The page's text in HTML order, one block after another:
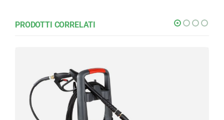
PRODOTTI CORRELATI